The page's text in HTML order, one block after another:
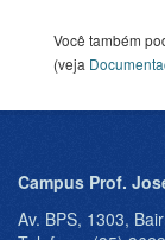
Você também
(veja
Campus Prof.
Av. BPS, 1303,